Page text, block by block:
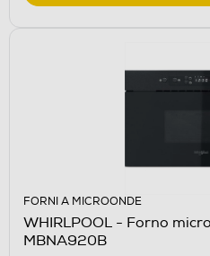
FORNI A MICROONDE
WHIRLPOOL - Forno
MBNA920B